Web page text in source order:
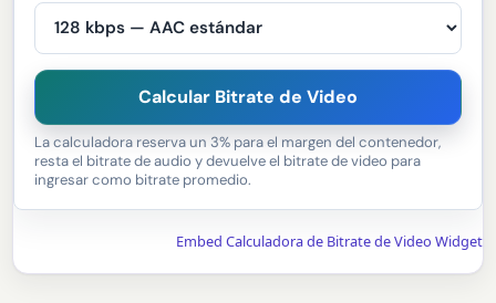
Calcular Bitrate de Video
La calculadora reserva un 3% para el margen del contenedor,
resta el bitrate de audio y devuelve el bitrate de video para
ingresar como bitrate promedio.
Embed Calculadora de Bitrate de Video Widget